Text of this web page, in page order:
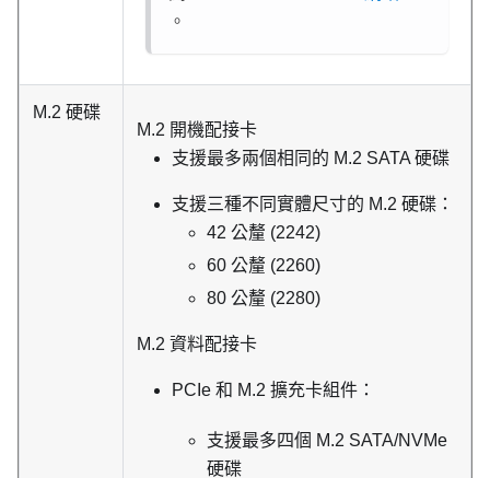
。
M.2 硬碟
M.2 開機配接卡
支援最多兩個相同的 M.2 SATA 硬碟
支援三種不同實體尺寸的 M.2 硬碟：
42 公釐 (2242)
60 公釐 (2260)
80 公釐 (2280)
M.2 資料配接卡
PCIe 和 M.2 擴充卡組件：
支援最多四個 M.2 SATA/NVMe
硬碟